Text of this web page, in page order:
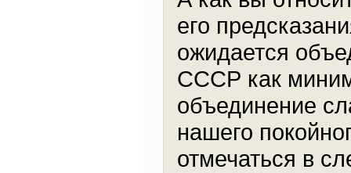
его
ожидается
СССР как
объединение
нашего
отмечаться в